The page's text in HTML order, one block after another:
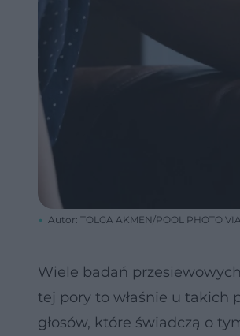
Autor: TOLGA AKMEN/POOL PHOTO
Wiele badań
tej pory to właśnie u takich
głosów, które świadczą o